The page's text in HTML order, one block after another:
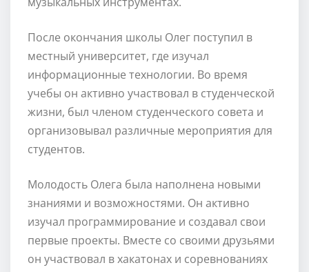
После окончания школы Олег поступил в
местный университет, где изучал
информационные технологии. Во время
учебы он активно участвовал в студенческой
жизни, был членом студенческого совета и
организовывал различные мероприятия для
студентов.
Молодость Олега была наполнена новыми
знаниями и возможностями. Он активно
изучал программирование и создавал свои
первые проекты. Вместе со своими друзьями
он участвовал в хакатонах и соревнованиях